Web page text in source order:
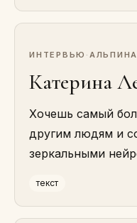
ИНТЕРВЬЮ ·
Катерина
Хочешь самый
другим людям и
зеркальными
текст